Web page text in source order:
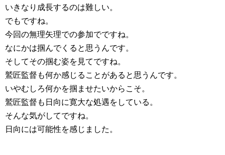
いきなり成長するのは難しい。
でもですね。
今回の無理矢理での参加でですね。
なにかは掴んでくると思うんです。
そしてその掴む姿を見てですね。
鷲匠監督も何か感じることがあると思うんです。
いやむしろ何かを掴ませたいからこそ。
鷲匠監督も日向に寛大な処遇をしている。
そんな気がしてですね。
日向には可能性を感じました。